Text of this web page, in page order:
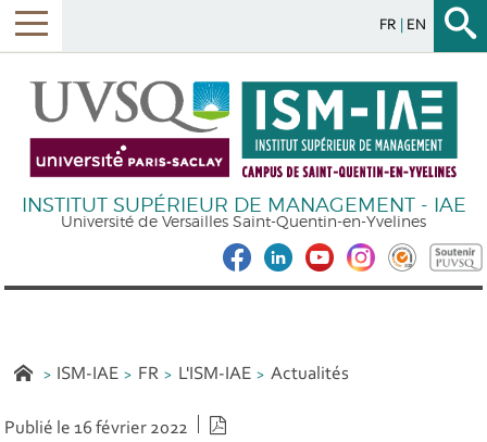
FR EN
INSTITUT SUPÉRIEUR DE MANAGEMENT - IAE
Université de Versailles Saint-Quentin-en-Yvelines
ISM-IAE FR L'ISM-IAE Actualités
Publié le 16 février 2022